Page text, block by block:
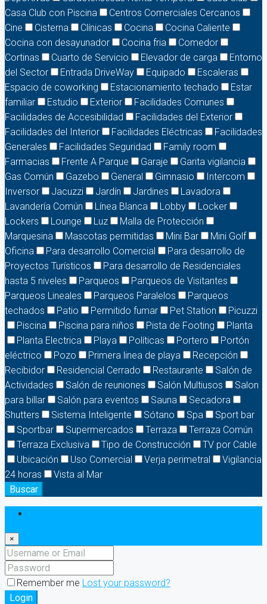
Casa Club con Piscina
Centros Comerciales Cercanos
Cine
Cisterna Clínicas Cocina
Cocina Caliente
Cocina con desayunador
Cocina fria
Comedor
Cortinas
Cuarto de Servicio Elevador de carga
Entorno
del Sector
Entrada DriveWay Equipado
Escaleras
Espacio de coworking
Estacionamiento techado
Estar
familiar
Estudio Exterior
Facilidades Comunes
Facilidades de Accesibilidad
Facilidades del Exterior
Facilidades del Interior
Facilidades Eléctricas
Facilidades
Generales
Facilidades Seguridad
Family room
Farmacias
Frente A Parque Garaje
Garita vigilancia
Gas Común
Gazebo General Gimnasio
Intercom
Inversor
Jacuzzi Jardín Jardines
Lavadora
Lavandería Común
Línea Blanca Lobby
Locker
Lockers
Lounge Luz
Malla de Protección
Marquesina
Mascotas permitidas Mini Bar
Mini Golf
Oficina
Para desarrollo Comercial
Para desarrollo de
Proyectos Turísticos
Para desarrollo de Residenciales
hasta 5 niveles
Parqueos
Parqueos de Visitantes
Parqueos Lineales
Parqueos Paralelos
Parqueos
techados
Patio Permitido fumar Pet Station
Picuzzi
Piscina
Piscina para niños Pista de Footing
Planta
Planta Electrica
Playa Políticas Portero
Portón
eléctrico
Pozo Primera linea de playa
Recepción
Recibidor
Residencial Cerrado Restaurante
Salón de
Actividades
Salón de reuniones Salón Multiusos
Salon
para billar
Salón para eventos Sauna
Secadora
Shutters
Sistema Inteligente Sótano Spa
Sport bar
Sportbar
Supermercados Terraza
Terraza Común
Terraza Exclusiva
Tipo de Construcción
TV por Cable
Ubicación
Uso Comercial Verja perimetral
Vigilancia
24 horas
Vista al Mar
Buscar
×
Remember me Lost your password?
Login